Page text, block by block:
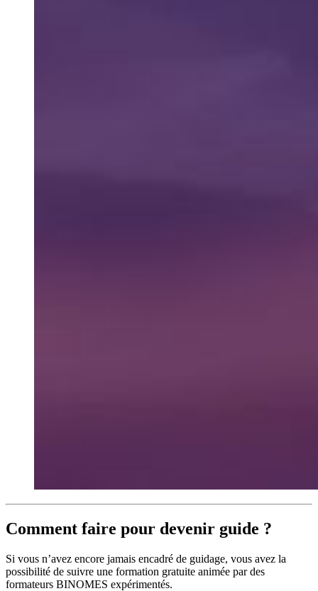
Comment faire pour devenir guide ?
Si vous n’avez encore jamais encadré de guidage, vous avez la
possibilité de suivre une formation gratuite animée par des
formateurs BINOMES expérimentés.